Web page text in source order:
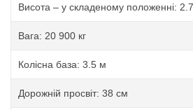
Висота – у складеному положенні:
Вага: 20 900 кг
Колісна база: 3.5 м
Дорожній просвіт: 38 см